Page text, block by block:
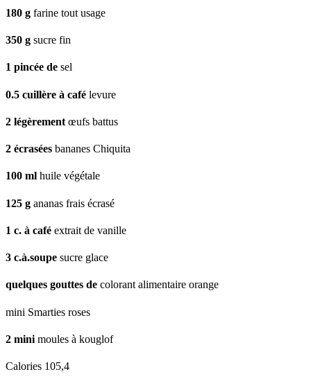
180 g farine tout usage
350 g sucre fin
1 pincée de sel
0.5 cuillère à café levure
2 légèrement œufs battus
2 écrasées bananes Chiquita
100 ml huile végétale
125 g ananas frais écrasé
1 c. à café extrait de vanille
3 c.à.soupe sucre glace
quelques gouttes de colorant alimentaire orange
mini Smarties roses
2 mini moules à kouglof
Calories 105,4